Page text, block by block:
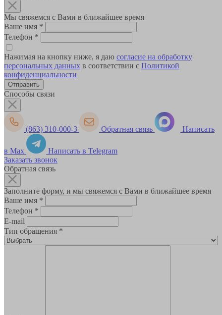
Мы свяжемся с Вами в ближайшее время
Ваше имя *
Телефон *
Нажимая на кнопку ниже, я даю согласие на обработку
персональных данных в соответствии с Политикой
конфиденциальности
Способы связи
(863) 310-000-3 Обратная связь Написать
в Max
Написать в Telegram
Заказать звонок
Обратная связь
Заполните форму, и мы свяжемся с Вами в ближайшее время
Ваше имя *
Телефон *
E-mail
Тип обращения *